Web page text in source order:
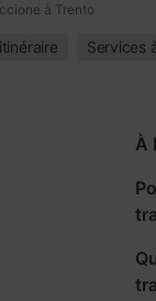
à Trento
Services
À